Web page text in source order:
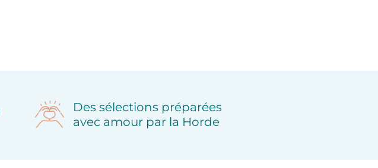
Des sélections préparées
avec amour par la Horde